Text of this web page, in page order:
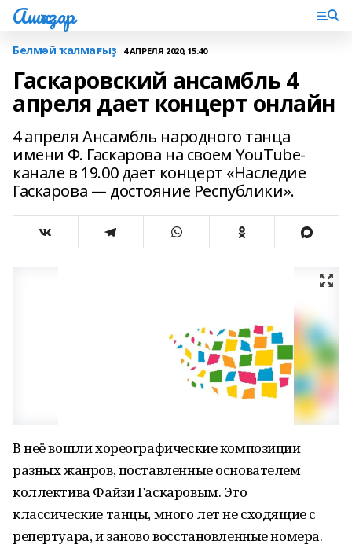
Ашҡаҙар
Белмәй ҡалмағыҙ 4 АПРЕЛЯ 2020, 15:40
Гаскаровский ансамбль 4
апреля дает концерт онлайн
4 апреля Ансамбль народного танца
имени Ф. Гаскарова на своем YouTube-
канале в 19.00 дает концерт «Наследие
Гаскарова — достояние Республики».
В неё вошли хореографические композиции
разных жанров, поставленные основателем
коллектива Файзи Гаскаровым. Это
классические танцы, много лет не сходящие с
репертуара, и заново восстановленные номера.